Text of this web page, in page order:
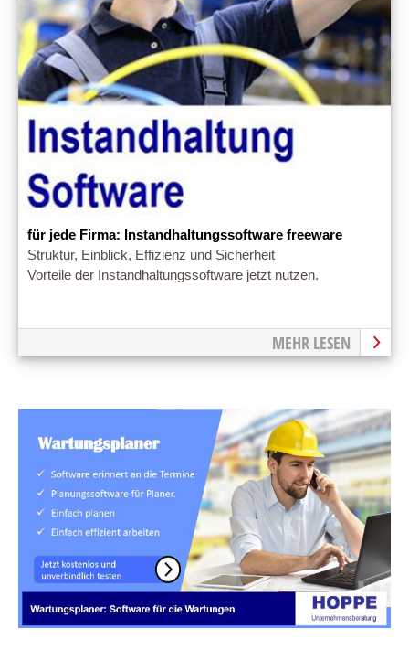
für jede Firma: Instandhaltungssoftware freeware
Struktur, Einblick, Effizienz und Sicherheit
Vorteile der Instandhaltungssoftware jetzt nutzen.
MEHR LESEN